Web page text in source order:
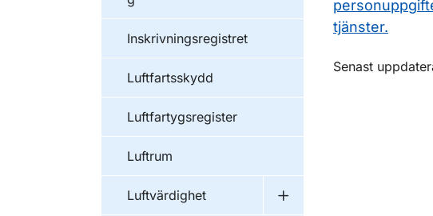
Inskrivningsregistret
Luftfartsskydd
Luftfartygsregister
Luftrum
Luftvärdighet
Undermeny för
tjänster.
Om
Senast